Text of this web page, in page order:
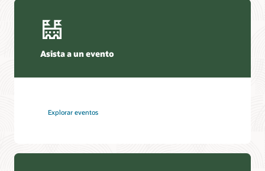
Asista a un evento
Explorar eventos